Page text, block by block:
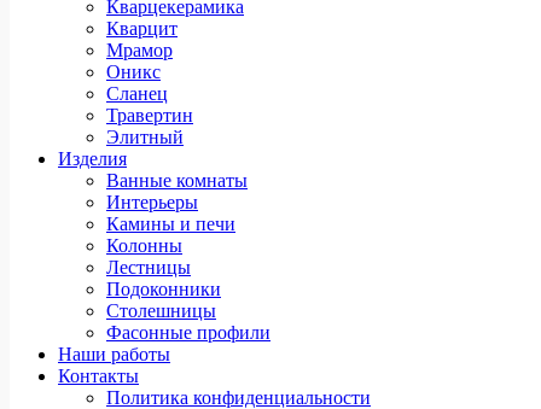
Кварцекерамика
Кварцит
Мрамор
Оникс
Сланец
Травертин
Элитный
Изделия
Ванные комнаты
Интерьеры
Камины и печи
Колонны
Лестницы
Подоконники
Столешницы
Фасонные профили
Наши работы
Контакты
Политика конфиденциальности